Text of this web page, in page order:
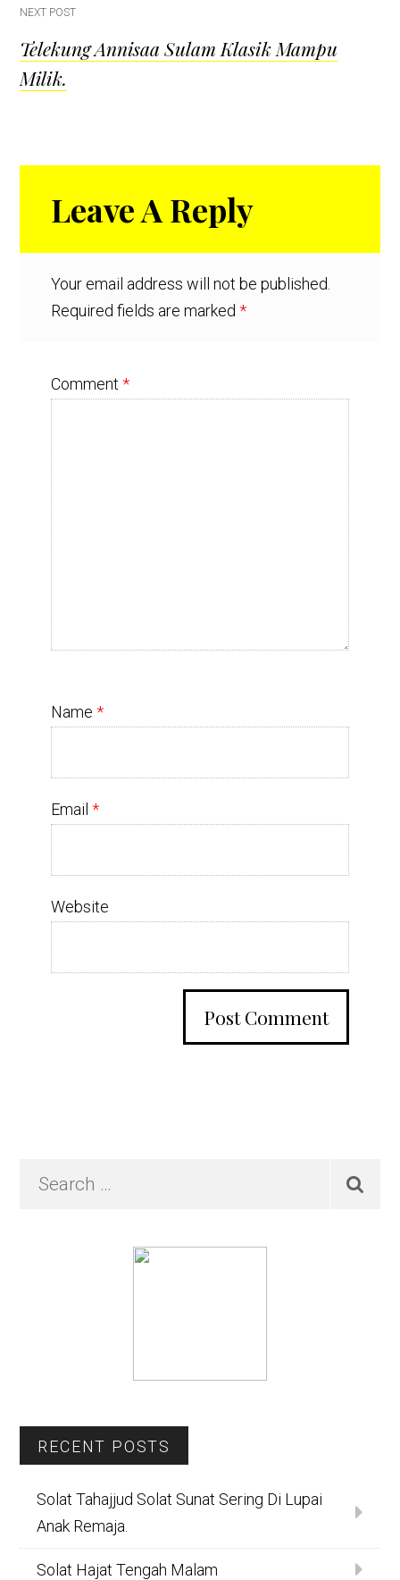
NEXT POST
Telekung Annisaa Sulam Klasik Mampu
Milik.
Interactions
Leave A Reply
Your email address will not be published.
Required fields are marked*
Comment*
Name*
Email*
Website
Primary
RECENT POSTS
Solat Tahajjud Solat Sunat Sering Di Lupai
Anak Remaja.
Solat Hajat Tengah Malam